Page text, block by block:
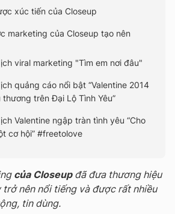
xúc tiến của Closeup
marketing của Closeup tạo nên
viral marketing "Tìm em nơi đâu"
quảng cáo nổi bật “Valentine 2014
thương trên Đại Lộ Tình Yêu”
Valentine ngập tràn tình yêu “Cho
cơ hội” #freetolove
của Closeupđã đưa thương hiệu
trở nên nổi tiếng và được rất nhiều
tin dùng.